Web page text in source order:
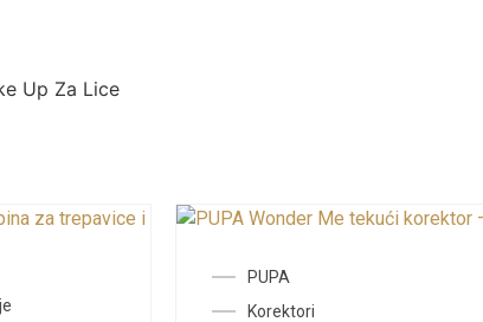
Up Za Lice
PUPA
Korektori